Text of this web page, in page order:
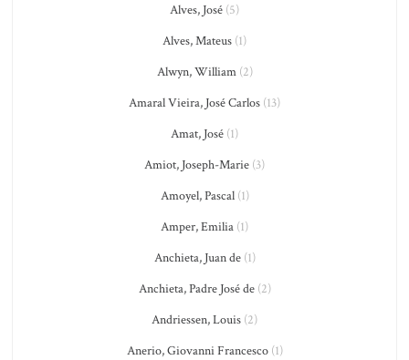
Alves, José (5)
Alves, Mateus (1)
Alwyn, William(2)
Amaral Vieira, José Carlos (13)
Amat, José (1)
Amiot, Joseph-Marie (3)
Amoyel, Pascal(1)
Amper, Emilia (1)
Anchieta, Juan de(1)
Anchieta, Padre José de(2)
Andriessen, Louis (2)
Anerio, Giovanni Francesco(1)